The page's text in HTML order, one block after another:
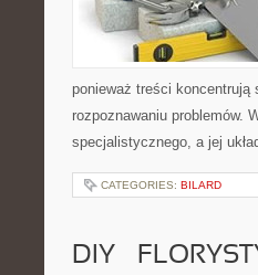
ponieważ treści koncentrują
rozpoznawaniu problemów.
specjalistycznego, a jej
CATEGORIES: BILARD
DIY –